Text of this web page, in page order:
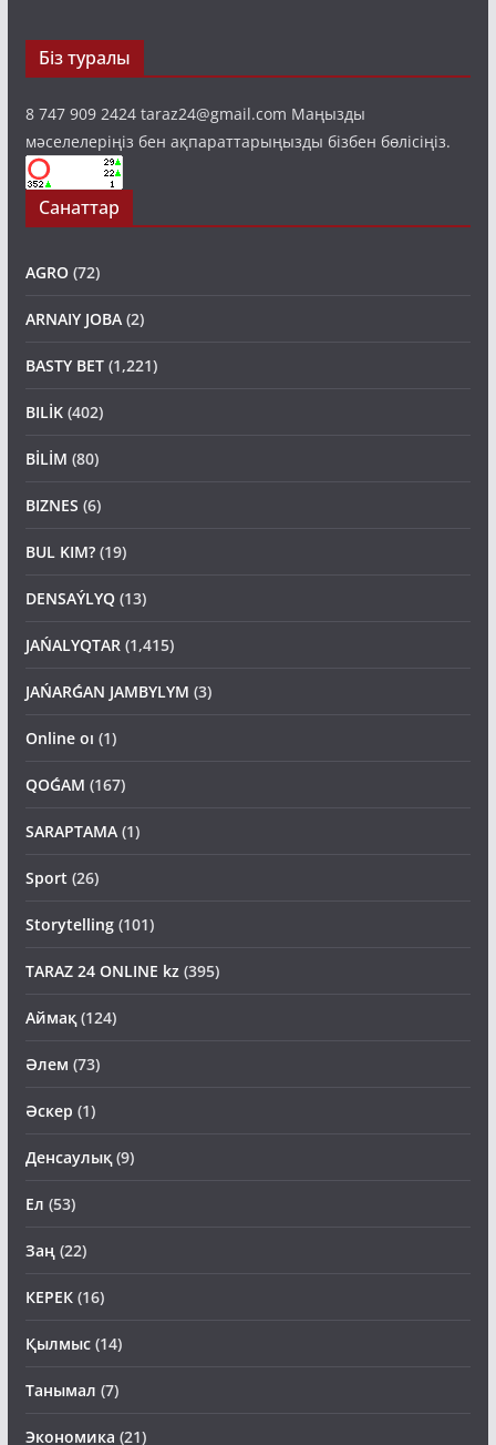
Біз туралы
8 747 909 2424 taraz24@gmail.com Маңызды
мәселелеріңіз бен ақпараттарыңызды бізбен бөлісіңіз.
Санаттар
AGRO(72)
ARNAIY JOBA(2)
BASTY BET (1,221)
BILİK(402)
BİLİM (80)
BIZNES (6)
BUL KIM? (19)
DENSAÝLYQ(13)
JAŃALYQTAR(1,415)
JAŃARǴAN JAMBYLYM (3)
Online oı (1)
QOǴAM (167)
SARAPTAMA(1)
Sport (26)
Storytelling(101)
TARAZ 24 ONLINE kz(395)
Аймақ(124)
Әлем (73)
Әскер (1)
Денсаулық(9)
Ел (53)
Заң(22)
КЕРЕК(16)
Қылмыс(14)
Танымал (7)